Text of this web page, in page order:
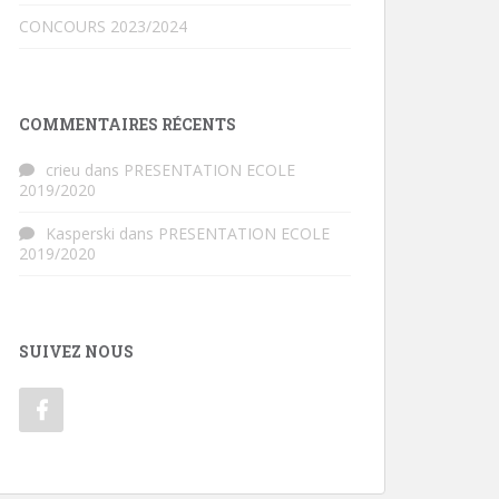
CONCOURS 2023/2024
COMMENTAIRES RÉCENTS
crieu dans PRESENTATION ECOLE
2019/2020
Kasperski dans PRESENTATION ECOLE
2019/2020
SUIVEZ NOUS